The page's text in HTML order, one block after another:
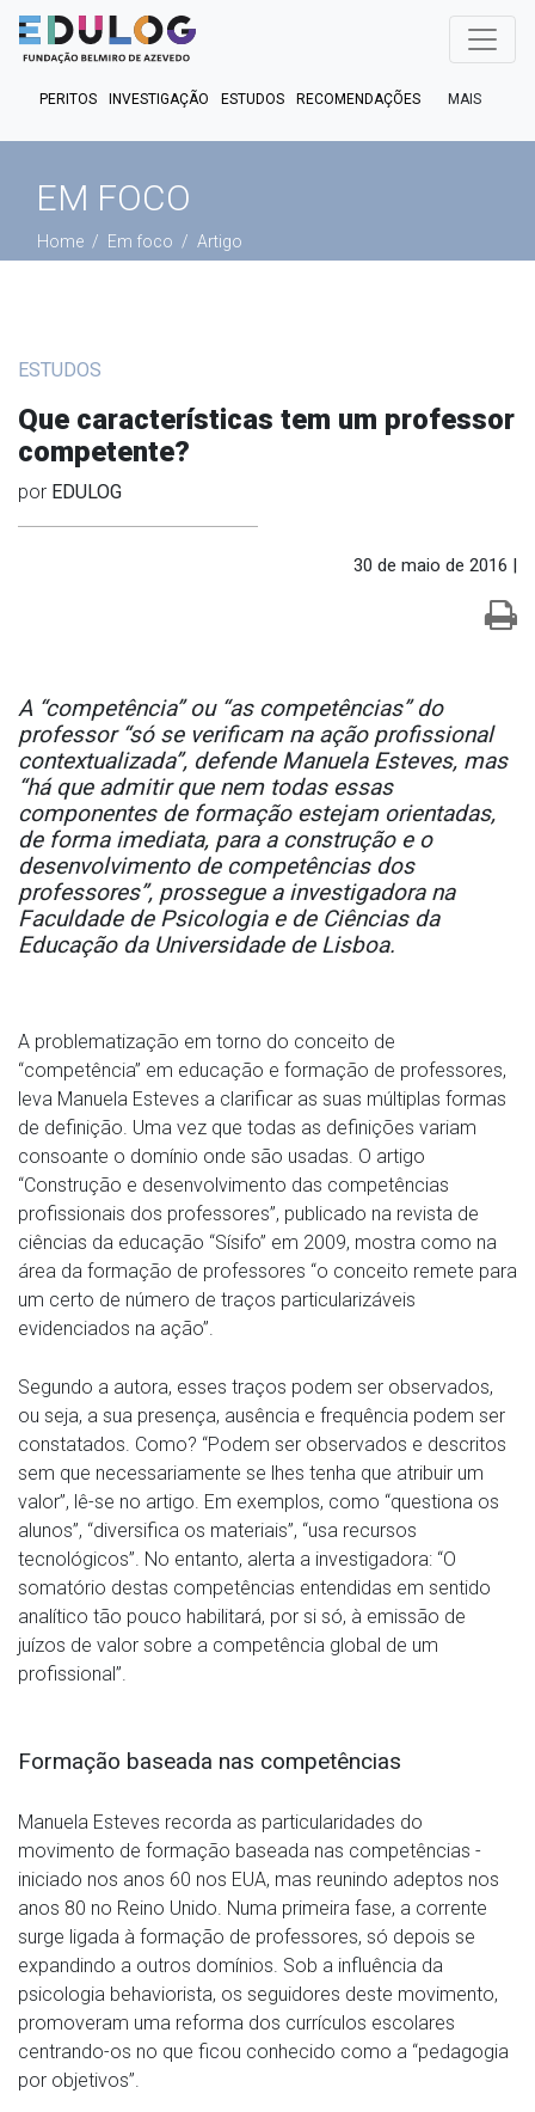
PERITOS INVESTIGAÇÃO ESTUDOS RECOMENDAÇÕES
PUBLICAÇÕES EM FOCO EM DEBATE FACT CHECK
MAIS
EM FOCO
Home Em foco Artigo
ESTUDOS
Que características tem um professor
competente?
por EDULOG
30 de maio de 2016 |
A “competência” ou “as competências” do
professor “só se verificam na ação profissional
contextualizada”, defende Manuela Esteves, mas
“há que admitir que nem todas essas
componentes de formação estejam orientadas,
de forma imediata, para a construção e o
desenvolvimento de competências dos
professores”, prossegue a investigadora na
Faculdade de Psicologia e de Ciências da
Educação da Universidade de Lisboa.
A problematização em torno do conceito de
“competência” em educação e formação de professores,
leva Manuela Esteves a clarificar as suas múltiplas formas
de definição. Uma vez que todas as definições variam
consoante o domínio onde são usadas. O artigo
“Construção e desenvolvimento das competências
profissionais dos professores”, publicado na revista de
ciências da educação “Sísifo” em 2009, mostra como na
área da formação de professores “o conceito remete para
um certo de número de traços particularizáveis
evidenciados na ação”.
Segundo a autora, esses traços podem ser observados,
ou seja, a sua presença, ausência e frequência podem ser
constatados. Como? “Podem ser observados e descritos
sem que necessariamente se lhes tenha que atribuir um
valor”, lê-se no artigo. Em exemplos, como “questiona os
alunos”, “diversifica os materiais”, “usa recursos
tecnológicos”. No entanto, alerta a investigadora: “O
somatório destas competências entendidas em sentido
analítico tão pouco habilitará, por si só, à emissão de
juízos de valor sobre a competência global de um
profissional”.
Formação baseada nas competências
Manuela Esteves recorda as particularidades do
movimento de formação baseada nas competências -
iniciado nos anos 60 nos EUA, mas reunindo adeptos nos
anos 80 no Reino Unido. Numa primeira fase, a corrente
surge ligada à formação de professores, só depois se
expandindo a outros domínios. Sob a influência da
psicologia behaviorista, os seguidores deste movimento,
promoveram uma reforma dos currículos escolares
centrando-os no que ficou conhecido como a “pedagogia
por objetivos”.